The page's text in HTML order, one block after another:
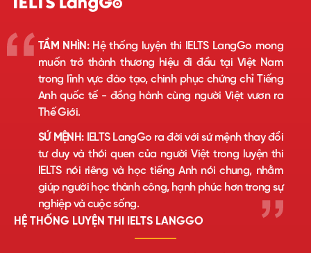
TẦM NHÌN:Hệ thống luyện thi IELTS LangGo mong
muốn trở thành thương hiệu đi đầu tại Việt Nam
trong lĩnh vực đào tạo, chinh phục chứng chỉ Tiếng
Anh quốc tế - đồng hành cùng người Việt vươn ra
Thế Giới.
SỨ MỆNH:IELTS LangGo ra đời với sứ mệnh thay đổi
tư duy và thói quen của người Việt trong luyện thi
IELTS nói riêng và học tiếng Anh nói chung, nhằm
giúp người học thành công, hạnh phúc hơn trong sự
nghiệp và cuộc sống.
HỆ THỐNG LUYỆN THI IELTS LANGGO